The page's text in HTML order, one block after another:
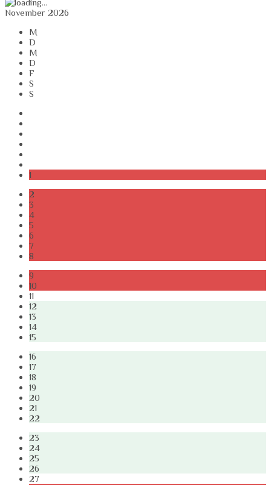
November 2026
M
D
M
D
F
S
S
1
2
3
4
5
6
7
8
9
10
11
12
13
14
15
16
17
18
19
20
21
22
23
24
25
26
27